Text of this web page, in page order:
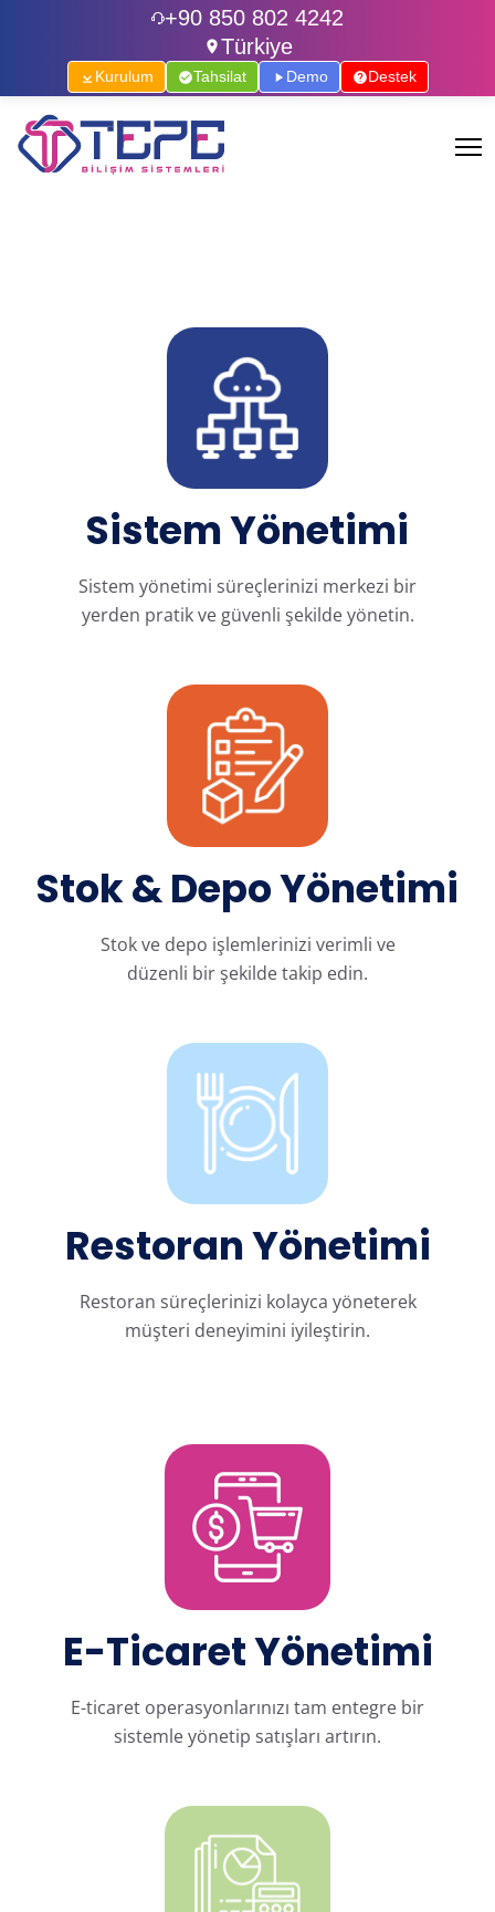
+90 850 802 4242
Türkiye
Kurulum Tahsilat Demo Destek
Sistem Yönetimi
Sistem yönetimi süreçlerinizi merkezi bir
yerden pratik ve güvenli şekilde yönetin.
Stok & Depo Yönetimi
Stok ve depo işlemlerinizi verimli ve
düzenli bir şekilde takip edin.
Restoran Yönetimi
Restoran süreçlerinizi kolayca yöneterek
müşteri deneyimini iyileştirin.
E-Ticaret Yönetimi
E-ticaret operasyonlarınızı tam entegre bir
sistemle yönetip satışları artırın.